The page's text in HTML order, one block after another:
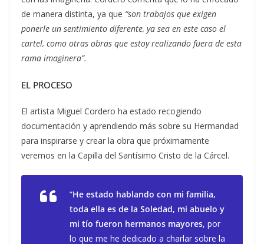
de manera distinta, ya que “son trabajos que exigen
ponerle un sentimiento diferente, ya sea en este caso el
cartel, como otras obras que estoy realizando fuera de esta
rama imaginera”.
EL PROCESO
El artista Miguel Cordero ha estado recogiendo
documentación y aprendiendo más sobre su Hermandad
para inspirarse y crear la obra que próximamente
veremos en la Capilla del Santísimo Cristo de la Cárcel.
“He estado hablando con mi familia,
toda ella es de la Soledad, mi abuelo y
mi tío fueron hermanos mayores, por
lo que me he dedicado a charlar sobre la